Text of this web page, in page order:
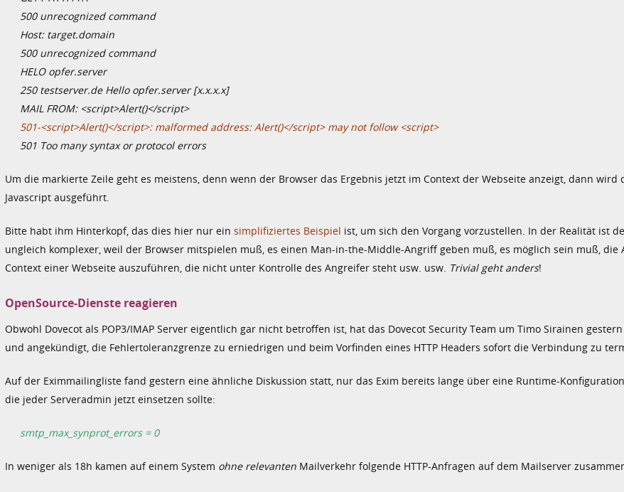
500 unrecognized command
Host: target.domain
500 unrecognized command
HELO opfer.server
250 testserver.de Hello opfer.server [x.x.x.x]
MAIL FROM: <script>Alert()</script>
501-<script>Alert()</script>: malformed address: Alert()</script> may not follow <script>
501 Too many syntax or protocol errors
Um die markierte Zeile geht es meistens, denn wenn der Browser das Ergebnis jetzt im Context der Webseite anzeigt, dann wird
Javascript ausgeführt.
Bitte habt ihm Hinterkopf, das dies hier nur ein simplifiziertes Beispiel ist, um sich den Vorgang vorzustellen. In der Realität ist
ungleich komplexer, weil der Browser mitspielen muß, es einen Man-in-the-Middle-Angriff geben muß, es möglich sein muß, die
Context einer Webseite auszuführen, die nicht unter Kontrolle des Angreifer steht usw. usw. Trivial geht anders!
OpenSource-Dienste reagieren
Obwohl Dovecot als POP3/IMAP Server eigentlich gar nicht betroffen ist, hat das Dovecot Security Team um Timo Sirainen
und angekündigt, die Fehlertoleranzgrenze zu erniedrigen und beim Vorfinden eines HTTP Headers sofort die Verbindung zu
Auf der Eximmailingliste fand gestern eine ähnliche Diskussion statt, nur das Exim bereits lange über eine Runtime-
die jeder Serveradmin jetzt einsetzen sollte:
smtp_max_synprot_errors = 0
In weniger als 18h kamen auf einem System ohne relevanten Mailverkehr folgende HTTP-Anfragen auf dem Mailserver